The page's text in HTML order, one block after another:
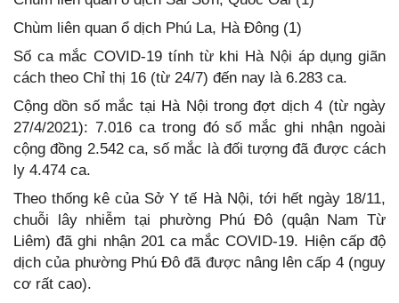
Chùm liên quan ổ dịch Phú La, Hà Đông (1)
Số ca mắc COVID-19 tính từ khi Hà Nội áp dụng giãn
cách theo Chỉ thị 16 (từ 24/7) đến nay là 6.283 ca.
Cộng dồn số mắc tại Hà Nội trong đợt dịch 4 (từ ngày
27/4/2021): 7.016 ca trong đó số mắc ghi nhận ngoài
cộng đồng 2.542 ca, số mắc là đối tượng đã được cách
ly 4.474 ca.
Theo thống kê của Sở Y tế Hà Nội, tới hết ngày 18/11,
chuỗi lây nhiễm tại phường Phú Đô (quận Nam Từ
Liêm) đã ghi nhận 201 ca mắc COVID-19. Hiện cấp độ
dịch của phường Phú Đô đã được nâng lên cấp 4 (nguy
cơ rất cao).